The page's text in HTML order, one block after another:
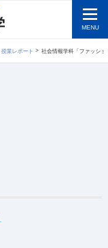
MENU
授業レポート 社会情報学科「ファッションブランド・ケース